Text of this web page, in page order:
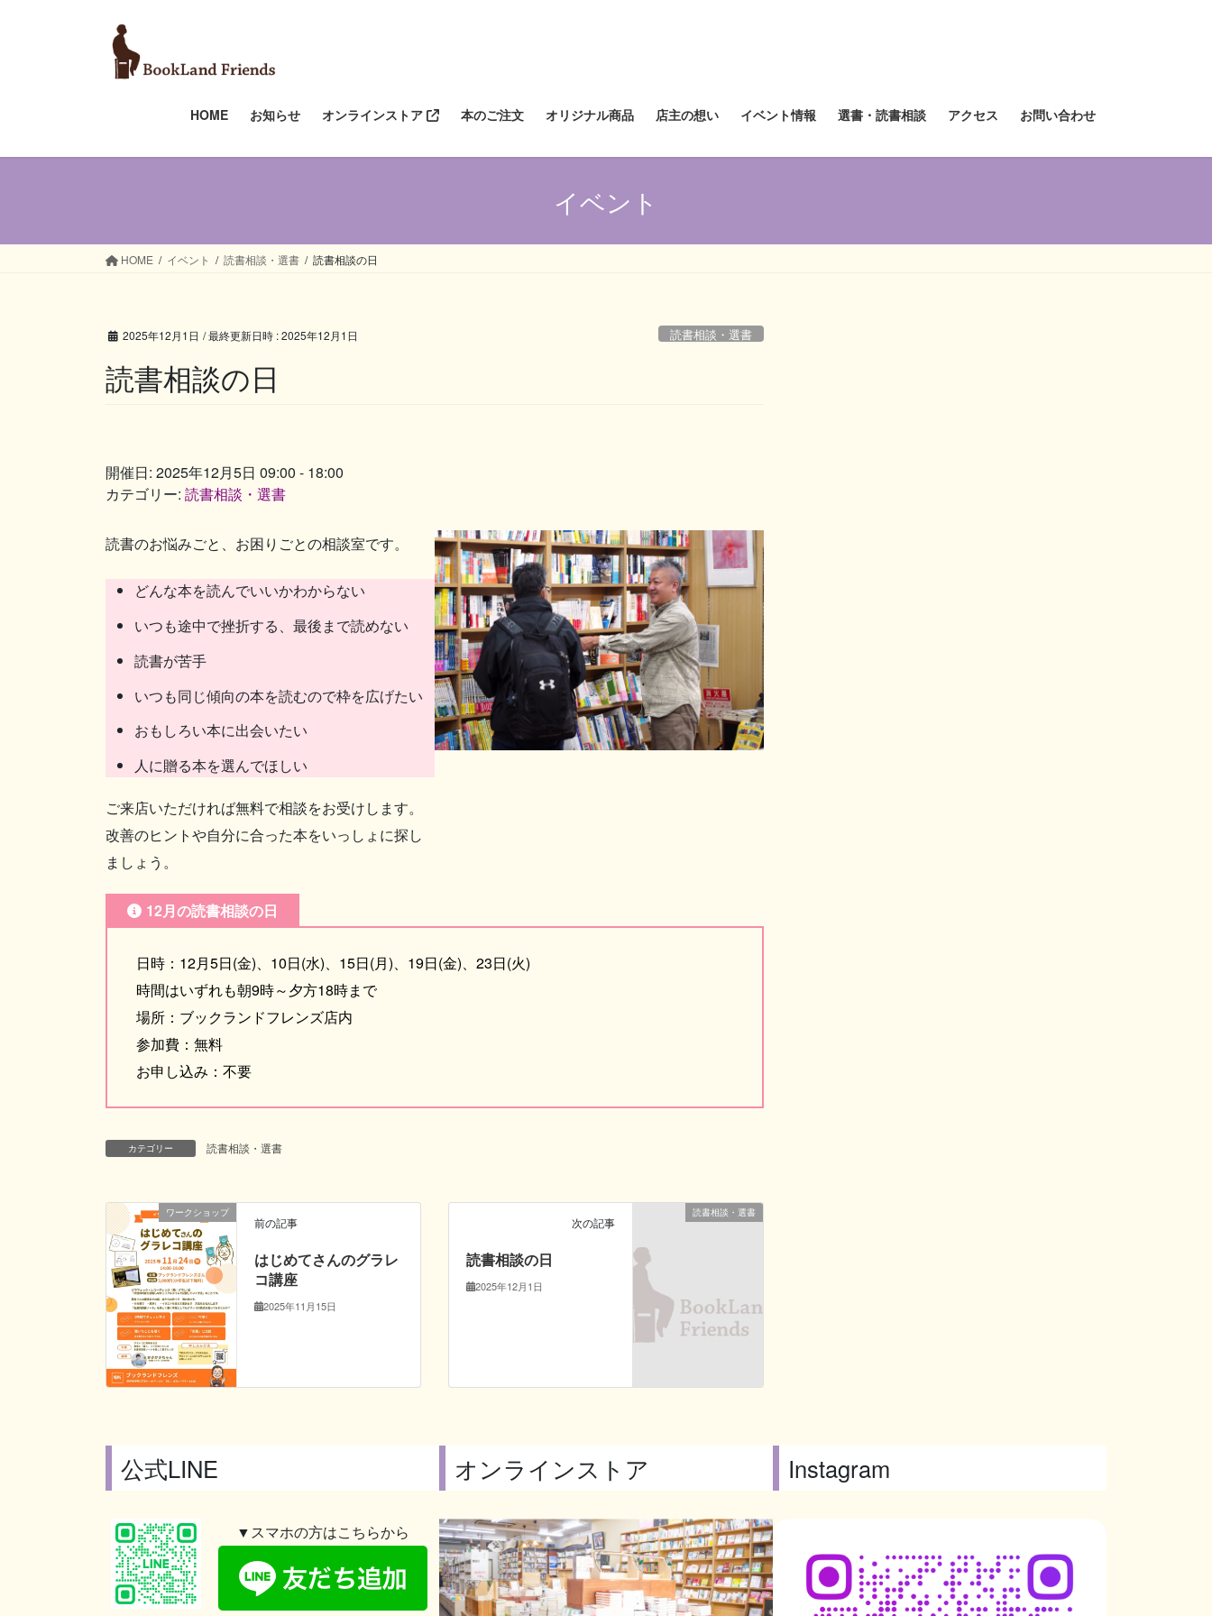
キ
に
HOME お知らせ オンラインストア 本のご注文 オリジナル商品 店主の想い イベント情報 選書・読書相談 アクセス お問い合わせ
イベント
HOME イベント 読書相談・選書 読書相談の日
2025年12月1日 / 最終更新日時 :2025年12月1日 読書相談・選書
読書相談の日
開催日: 2025年12月5日 09:00 - 18:00
カテゴリー: 読書相談・選書
読書のお悩みごと、お困りごとの相談室です。
どんな本を読んでいいかわからない
いつも途中で挫折する、最後まで読めない
読書が苦手
いつも同じ傾向の本を読むので枠を広げたい
おもしろい本に出会いたい
人に贈る本を選んでほしい
ご来店いただければ無料で相談をお受けします。
改善のヒントや自分に合った本をいっしょに探し
ましょう。
12月の読書相談の日
日時：12月5日(金)、10日(水)、15日(月)、19日(金)、23日(火)
時間はいずれも朝9時～夕方18時まで
場所：ブックランドフレンズ店内
参加費：無料
お申し込み：不要
カテゴリー 読書相談・選書
ワークショップ
前の記事
はじめてさんのグラレ
コ講座
2025年11月15日
読書相談・選書
次の記事
読書相談の日
2025年12月1日
公式LINE
▼スマホの方はこちらから
オンラインストア Instagram